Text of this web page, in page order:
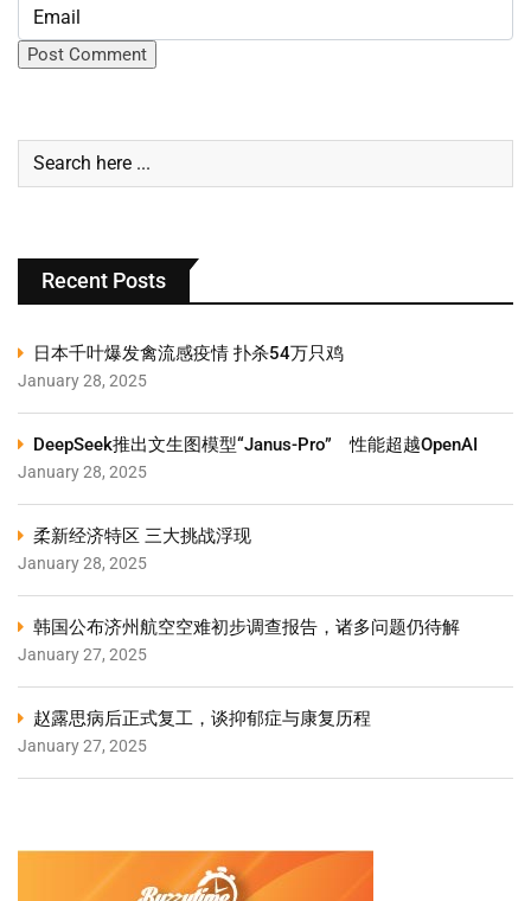
Recent Posts
日本千叶爆发禽流感疫情 扑杀54万只鸡
January 28, 2025
DeepSeek推出文生图模型“Janus-Pro” 性能超越OpenAI
January 28, 2025
柔新经济特区 三大挑战浮现
January 28, 2025
韩国公布济州航空空难初步调查报告，诸多问题仍待解
January 27, 2025
赵露思病后正式复工，谈抑郁症与康复历程
January 27, 2025